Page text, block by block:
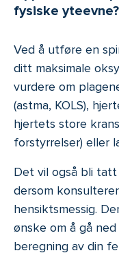
fysiske yteevne?
Ved å utføre en
ditt maksimale
vurdere om
(astma, KOLS),
hjertets store
forstyrrelser) eller
Det vil også bli
dersom
hensiktsmessig.
ønske om å gå
beregning av din